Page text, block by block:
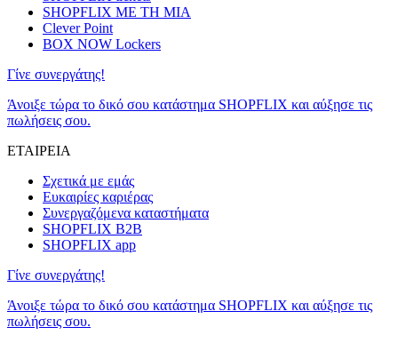
SHOPFLIX ΜΕ ΤΗ ΜΙΑ
Clever Point
BOX NOW Lockers
Γίνε συνεργάτης!
Άνοιξε τώρα το δικό σου κατάστημα SHOPFLIX και αύξησε τις
πωλήσεις σου.
ΕΤΑΙΡΕΙΑ
Σχετικά με εμάς
Ευκαιρίες καριέρας
Συνεργαζόμενα καταστήματα
SHOPFLIX B2B
SHOPFLIX app
Γίνε συνεργάτης!
Άνοιξε τώρα το δικό σου κατάστημα SHOPFLIX και αύξησε τις
πωλήσεις σου.